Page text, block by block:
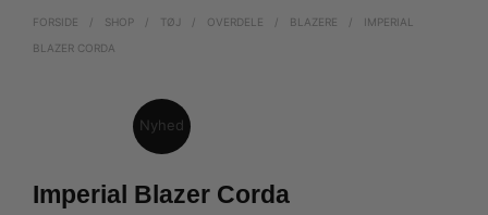
FORSIDE / SHOP / TØJ / OVERDELE / BLAZERE /
IMPERIAL
BLAZER CORDA
Nyhed
Imperial Blazer Corda